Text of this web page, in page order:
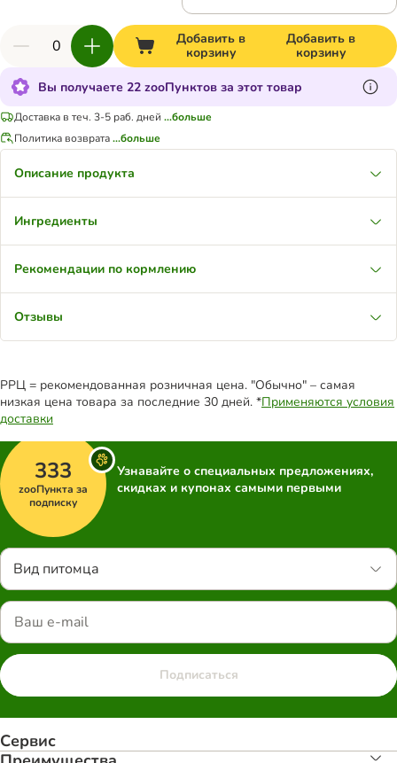
Добавить в
корзину
Добавить в
корзину
Вы получаете 22 zooПунктов за этот товар
Доставка в теч. 3-5 раб. дней ...больше
Политика возврата...больше
Описание продукта
Ингредиенты
Рекомендации по кормлению
Отзывы
РРЦ = рекомендованная розничная цена. "Обычно" – самая
низкая цена товара за последние 30 дней. *Применяются условия
доставки
333
zooПункта за
подписку
Узнавайте о специальных предложениях,
скидках и купонах самыми первыми
Вид питомца
Подписаться
Сервис